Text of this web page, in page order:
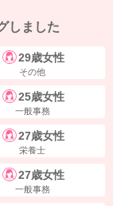
しました
29歳女性
その他
25歳女性
一般事務
27歳女性
栄養士
27歳女性
一般事務